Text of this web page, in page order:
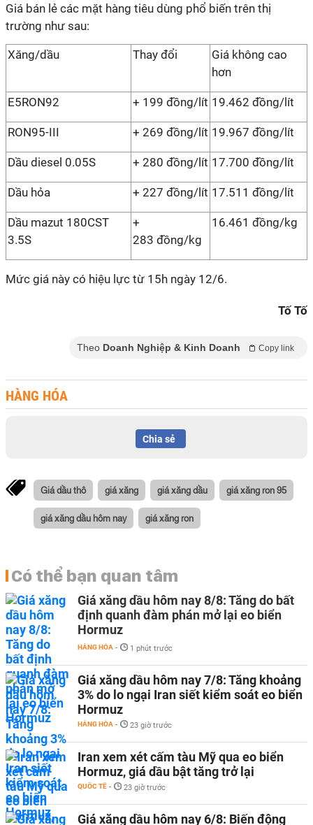
Giá bán lẻ các mặt hàng tiêu dùng phổ biến trên thị
trường như sau:
Xăng/dầu Thay đổi
Giá không cao
hơn
E5RON92 + 199 đồng/lít 19.462 đồng/lít
RON95-III + 269 đồng/lít 19.967 đồng/lít
Dầu diesel 0.05S + 280 đồng/lít 17.700 đồng/lít
Dầu hỏa + 227 đồng/lít 17.511 đồng/lít
Dầu mazut 180CST
3.5S
+
283 đồng/kg
16.461 đồng/kg
Mức giá này có hiệu lực từ 15h ngày 12/6.
Tố Tố
Theo Doanh Nghiệp & Kinh Doanh Copy link
HÀNG HÓA
Chia sẻ
Giá dầu thô giá xăng giá xăng dầu giá xăng ron 95
giá xăng dầu hôm nay giá xăng ron
Có thể bạn quan tâm
Giá xăng dầu hôm nay 8/8: Tăng do bất
định quanh đàm phán mở lại eo biển
Hormuz
HÀNG HÓA - 1 phút trước
Giá xăng dầu hôm nay 7/8: Tăng khoảng
3% do lo ngại Iran siết kiểm soát eo biển
Hormuz
HÀNG HÓA - 23 giờ trước
Iran xem xét cấm tàu Mỹ qua eo biển
Hormuz, giá dầu bật tăng trở lại
QUỐC TẾ - 23 giờ trước
Giá xăng dầu hôm nay 6/8: Biến động